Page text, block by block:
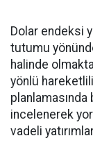
Dolar endeksi
tutumu
halinde
yönlü
incelenerek
vadeli